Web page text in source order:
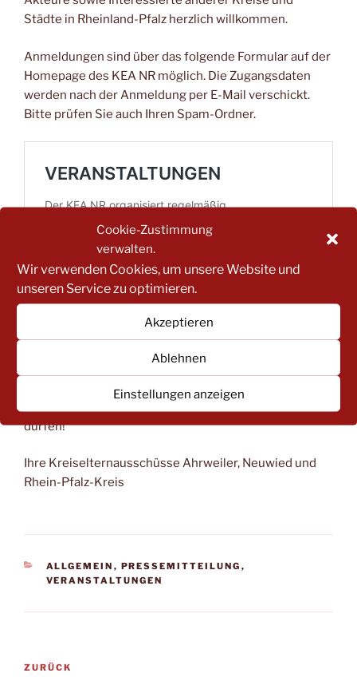
Cookie-Zustimmung
verwalten.
Wir verwenden Cookies, um unsere Website und
unseren Service zu optimieren.
Akzeptieren
Ablehnen
Einstellungen anzeigen
Städte in Rheinland-Pfalz herzlich willkommen.
Anmeldungen sind über das folgende Formular auf der
Homepage des KEA NR möglich. Die Zugangsdaten
werden nach der Anmeldung per E-Mail verschickt.
Bitte prüfen Sie auch Ihren Spam-Ordner.
dürfen!
Ihre Kreiselternausschüsse Ahrweiler, Neuwied und
Rhein-Pfalz-Kreis
KATEGORIEN
ALLGEMEIN , PRESSEMITTEILUNG ,
VERANSTALTUNGEN
Beitrags-
Vorheriger
ZURÜCK